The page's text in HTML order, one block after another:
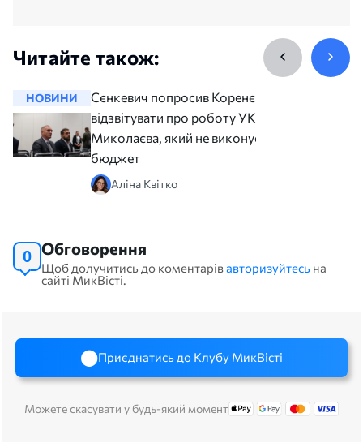
Читайте також:
НОВИНИ
Сєнкевич попросив Коренєва
відзвітувати про роботу УКБ
Миколаєва, який не виконує
бюджет
Аліна Квітко
0 Обговорення
Щоб долучитись до коментарівавторизуйтесь на
сайті МикВісті.
Приєднатись до Клубу МикВісті
Можете скасувати у будь-який момент